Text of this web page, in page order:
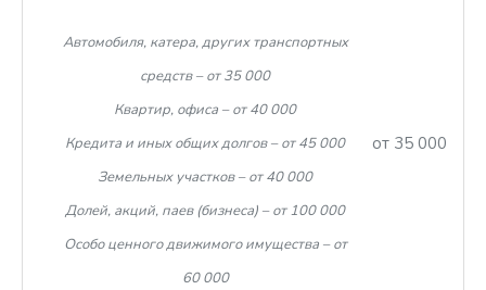
Автомобиля, катера, других транспортных
средств – от 35 000
Квартир, офиса – от 40 000
Кредита и иных общих долгов – от 45 000
Земельных участков – от 40 000
Долей, акций, паев (бизнеса) – от 100 000
Особо ценного движимого имущества – от
60 000
от 35 000